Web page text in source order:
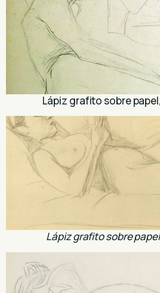
Lápiz grafito sobre
Lápiz grafito sobre